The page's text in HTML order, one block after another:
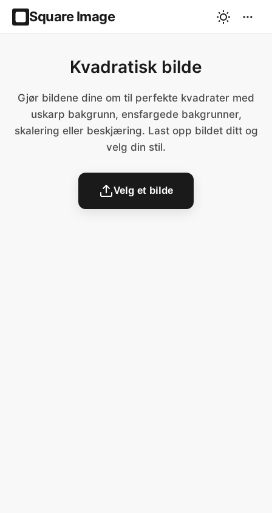
Square Image
Kvadratisk bilde
Gjør bildene dine om til perfekte kvadrater med
uskarp bakgrunn, ensfargede bakgrunner,
skalering eller beskjæring. Last opp bildet ditt og
velg din stil.
Velg et bilde